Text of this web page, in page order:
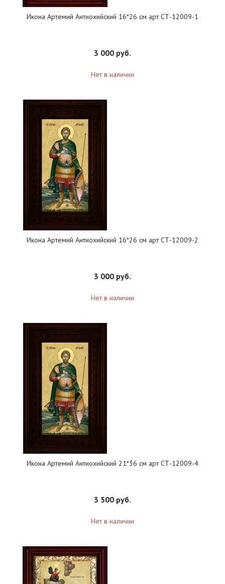
Икона Артемий Антиохийский 16*26 см арт СТ-12009-1
3 000 руб.
Нет в наличии
Икона Артемий Антиохийский 16*26 см арт СТ-12009-2
3 000 руб.
Нет в наличии
Икона Артемий Антиохийский 21*36 см арт СТ-12009-4
3 500 руб.
Нет в наличии